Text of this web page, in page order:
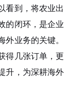
看到，将农业出
的闭环，是企业
业务的关键。
得几张订单，更
升，为深耕海外